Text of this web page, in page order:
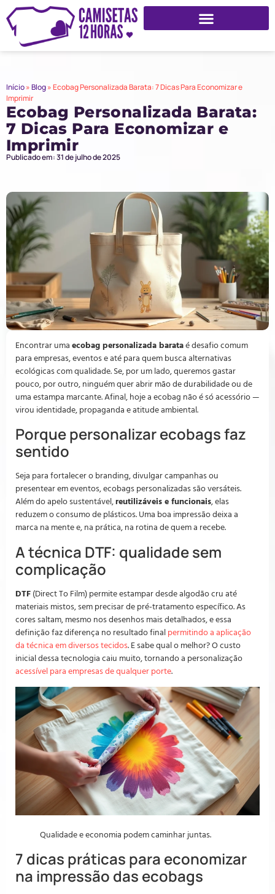
Início»Blog»Ecobag Personalizada Barata: 7 Dicas Para Economizar e
Imprimir
Ecobag Personalizada Barata:
7 Dicas Para Economizar e
Imprimir
Publicado em: 31 de julho de 2025
Encontrar uma ecobag personalizada barataé desafio comum
para empresas, eventos e até para quem busca alternativas
ecológicas com qualidade. Se, por um lado, queremos gastar
pouco, por outro, ninguém quer abrir mão de durabilidade ou de
uma estampa marcante. Afinal, hoje a ecobag não é só acessório —
virou identidade, propaganda e atitude ambiental.
Porque personalizar ecobags faz
sentido
Seja para fortalecer o branding, divulgar campanhas ou
presentear em eventos, ecobags personalizadas são versáteis.
Além do apelo sustentável,reutilizáveis e funcionais, elas
reduzem o consumo de plásticos. Uma boa impressão deixa a
marca na mente e, na prática, na rotina de quem a recebe.
A técnica DTF: qualidade sem
complicação
DTF (Direct To Film) permite estampar desde algodão cru até
materiais mistos, sem precisar de pré-tratamento específico. As
cores saltam, mesmo nos desenhos mais detalhados, e essa
definição faz diferença no resultado final permitindo a aplicação
da técnica em diversos tecidos. E sabe qual o melhor? O custo
inicial dessa tecnologia caiu muito, tornando a personalização
acessível para empresas de qualquer porte.
Qualidade e economia podem caminhar juntas.
7 dicas práticas para economizar
na impressão das ecobags